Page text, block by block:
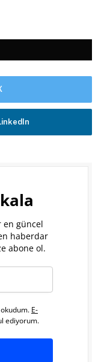
en güncel
haberdar
abone ol.
E-
ediyorum.